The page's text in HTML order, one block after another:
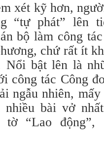
xét kỹ hơn,
“tự phát” lên
bộ làm công
chứ rất ít
Nổi bật lên là
công tác Công
ngẫu nhiên, mấy
nhiều bài vở
“Lao động”,